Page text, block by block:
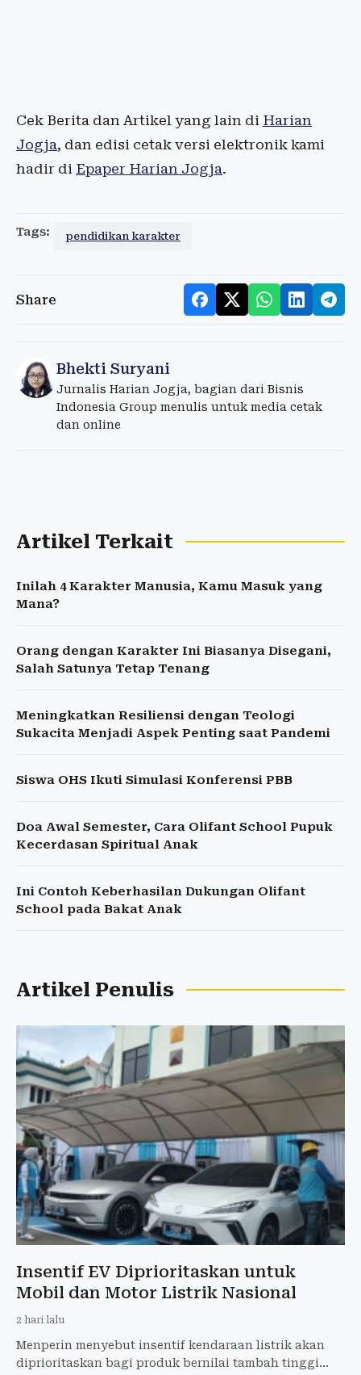
Cek Berita dan Artikel yang lain di Harian
Jogja, dan edisi cetak versi elektronik kami
hadir di Epaper Harian Jogja.
Tags: pendidikan karakter
Share
Bhekti Suryani
Jurnalis Harian Jogja, bagian dari Bisnis
Indonesia Group menulis untuk media cetak
dan online
Artikel Terkait
Inilah 4 Karakter Manusia, Kamu Masuk yang
Mana?
Orang dengan Karakter Ini Biasanya Disegani,
Salah Satunya Tetap Tenang
Meningkatkan Resiliensi dengan Teologi
Sukacita Menjadi Aspek Penting saat Pandemi
Siswa OHS Ikuti Simulasi Konferensi PBB
Doa Awal Semester, Cara Olifant School Pupuk
Kecerdasan Spiritual Anak
Ini Contoh Keberhasilan Dukungan Olifant
School pada Bakat Anak
Artikel Penulis
Insentif EV Diprioritaskan untuk
Mobil dan Motor Listrik Nasional
2 hari lalu
Menperin menyebut insentif kendaraan listrik akan
diprioritaskan bagi produk bernilai tambah tinggi